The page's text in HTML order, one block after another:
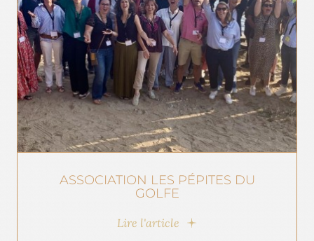
ASSOCIATION LES PÉPITES DU
GOLFE
Lire l'article